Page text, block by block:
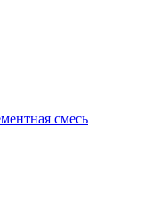
смесь